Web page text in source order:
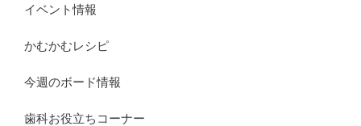
イベント情報
かむかむレシピ
今週のボード情報
歯科お役立ちコーナー